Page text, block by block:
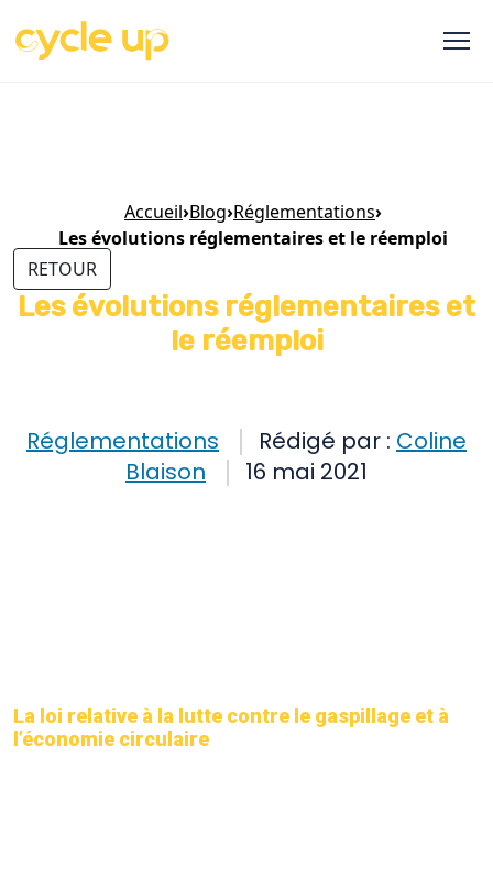
RETOUR
Les évolutions réglementaires et
le réemploi
Réglementations Rédigé par : Coline
Blaison
16 mai 2021
Accueil›Blog›Réglementations›
Les évolutions réglementaires et le réemploi
La loi relative à la lutte contre le gaspillage et à
l’économie circulaire